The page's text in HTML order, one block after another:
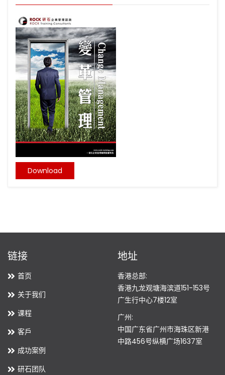
Download
链接
首页
关于我们
课程
客戶
成功案例
研石团队
地址
香港总部:
香港九龙观塘海滨道151-153号
广生行中心7楼12室
广州:
中国广东省广州市海珠区新港
中路456号纵横广场1637室